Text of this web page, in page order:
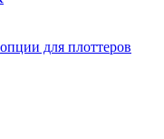
для плоттеров